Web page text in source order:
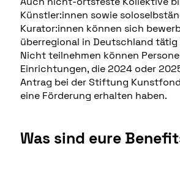
Künstler:innen sowie
Kurator:innen können sich
überregional in Deutschland tätig
Nicht teilnehmen können
Einrichtungen, die 2024 oder
Antrag bei der Stiftung
eine Förderung erhalten haben.
Was sind eure